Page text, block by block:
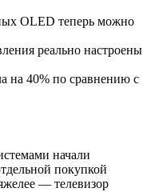
OLED теперь можно
реально настроены
на 40% по сравнению с
начали
покупкой
— телевизор